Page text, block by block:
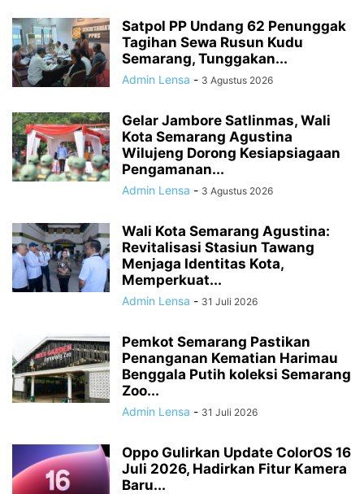
Satpol PP Undang 62 Penunggak
Tagihan Sewa Rusun Kudu
Semarang, Tunggakan...
Admin Lensa - 3 Agustus 2026
Gelar Jambore Satlinmas, Wali
Kota Semarang Agustina
Wilujeng Dorong Kesiapsiagaan
Pengamanan...
Admin Lensa - 3 Agustus 2026
Wali Kota Semarang Agustina:
Revitalisasi Stasiun Tawang
Menjaga Identitas Kota,
Memperkuat...
Admin Lensa - 31 Juli 2026
Pemkot Semarang Pastikan
Penanganan Kematian Harimau
Benggala Putih koleksi Semarang
Zoo...
Admin Lensa - 31 Juli 2026
Oppo Gulirkan Update ColorOS 16
Juli 2026, Hadirkan Fitur Kamera
Baru...